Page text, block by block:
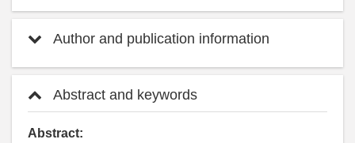
Author and publication information
Abstract and keywords
Abstract: